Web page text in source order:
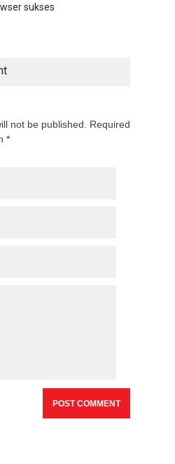
sukses
not be published. Required
*